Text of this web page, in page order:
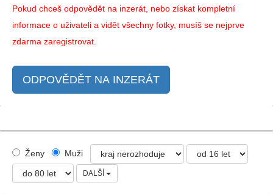
Pokud chceš odpovědět na inzerát, nebo získat kompletní
informace o uživateli a vidět všechny fotky, musíš se nejprve
zdarma zaregistrovat.
ODPOVĚDĚT NA INZERÁT
Ženy Muži
DALŠÍ